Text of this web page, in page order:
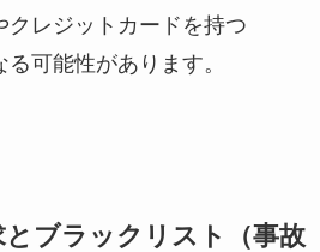
クレジットカードを持つ
可能性があります。
ブラックリスト（事故